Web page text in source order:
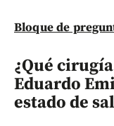
Bloque de
¿Qué
Eduardo
estado de